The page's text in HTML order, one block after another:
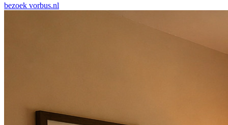
bezoek vorbus.nl